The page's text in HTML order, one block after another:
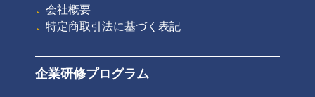
会社概要
特定商取引法に基づく表記
企業研修プログラム